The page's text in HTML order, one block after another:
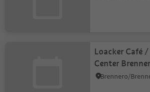
Loacker Café
Center Brenner